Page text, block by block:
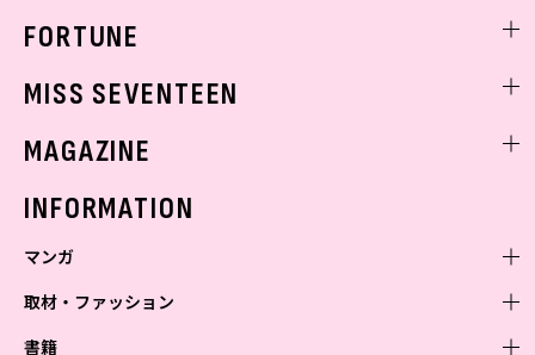
FORTUNE
MISS SEVENTEEN
MAGAZINE
INFORMATION
マンガ
少年マンガ
青年マンガ
取材・ファッション
ファッション・美容
書籍